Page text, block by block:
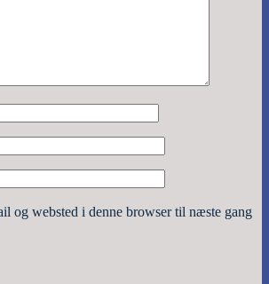
og websted i denne browser til næste gang